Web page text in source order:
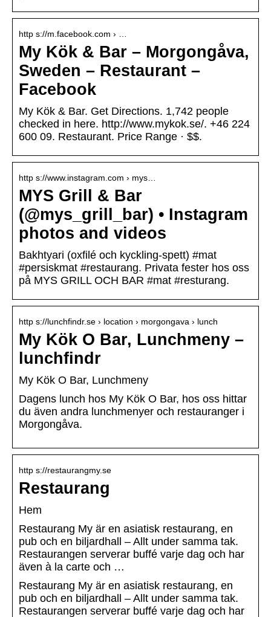
http s://m.facebook.com › …
My Kök & Bar – Morgongåva,
Sweden – Restaurant –
Facebook
My Kök & Bar. Get Directions. 1,742 people
checked in here. http://www.mykok.se/. +46 224
600 09. Restaurant. Price Range · $$.
http s://www.instagram.com › mys…
MYS Grill & Bar
(@mys_grill_bar) • Instagram
photos and videos
Bakhtyari (oxfilé och kyckling-spett) #mat
#persiskmat #restaurang. Privata fester hos oss
på MYS GRILL OCH BAR #mat #resturang.
http s://lunchfindr.se › location › morgongava › lunch
My Kök O Bar, Lunchmeny –
lunchfindr
My Kök O Bar, Lunchmeny
Dagens lunch hos My Kök O Bar, hos oss hittar
du även andra lunchmenyer och restauranger i
Morgongåva.
http s://restaurangmy.se
Restaurang
Hem
Restaurang My är en asiatisk restaurang, en
pub och en biljardhall – Allt under samma tak.
Restaurangen serverar buffé varje dag och har
även à la carte och …
Restaurang My är en asiatisk restaurang, en
pub och en biljardhall – Allt under samma tak.
Restaurangen serverar buffé varje dag och har